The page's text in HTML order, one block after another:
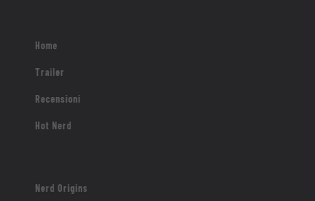
Home
Trailer
Recensioni
Hot Nerd
Nerd Origins